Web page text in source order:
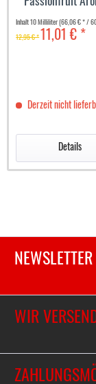
Inhalt10 Milliliter(66,06 € * /
12,95 € *11,01 € *
Derzeit nicht
Details
NEWSLETTER
WIR